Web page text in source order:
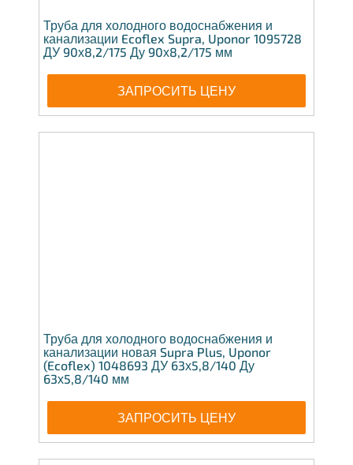
Труба для холодного водоснабжения и
канализации Ecoflex Supra, Uponor 1095728
ДУ 90х8,2/175 Ду 90х8,2/175 мм
ЗАПРОСИТЬ ЦЕНУ
Труба для холодного водоснабжения и
канализации новая Supra Plus, Uponor
(Ecoflex) 1048693 ДУ 63х5,8/140 Ду
63х5,8/140 мм
ЗАПРОСИТЬ ЦЕНУ